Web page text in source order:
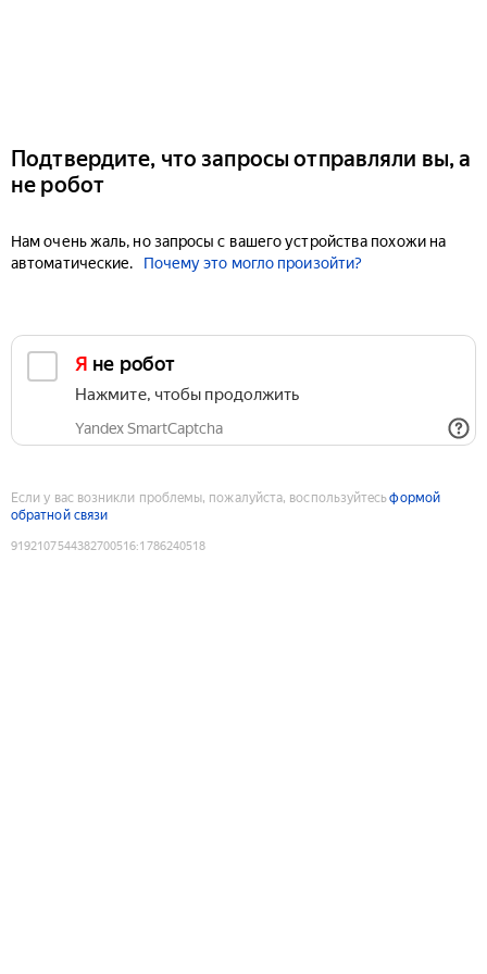
Подтвердите, что запросы отправляли вы, а
не робот
Нам очень жаль, но запросы с вашего устройства похожи на
автоматические.
Почему это могло произойти?
Я не робот
Нажмите, чтобы продолжить
Yandex SmartCaptcha
Если у вас возникли проблемы, пожалуйста, воспользуйтесьформой
обратной связи
9192107544382700516:1786240518